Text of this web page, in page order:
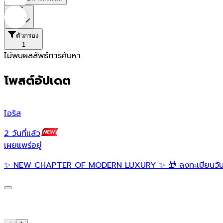
ตัวกรอง
1
ไม่พบผลลัพธ์การค้นหา
โพสต์อัปเดต
ไอริส
2 วันที่แล้ว
เผยแพร่อยู่
✨ NEW CHAPTER OF MODERN LUXURY ✨ 🎁 ลงทะเบียน